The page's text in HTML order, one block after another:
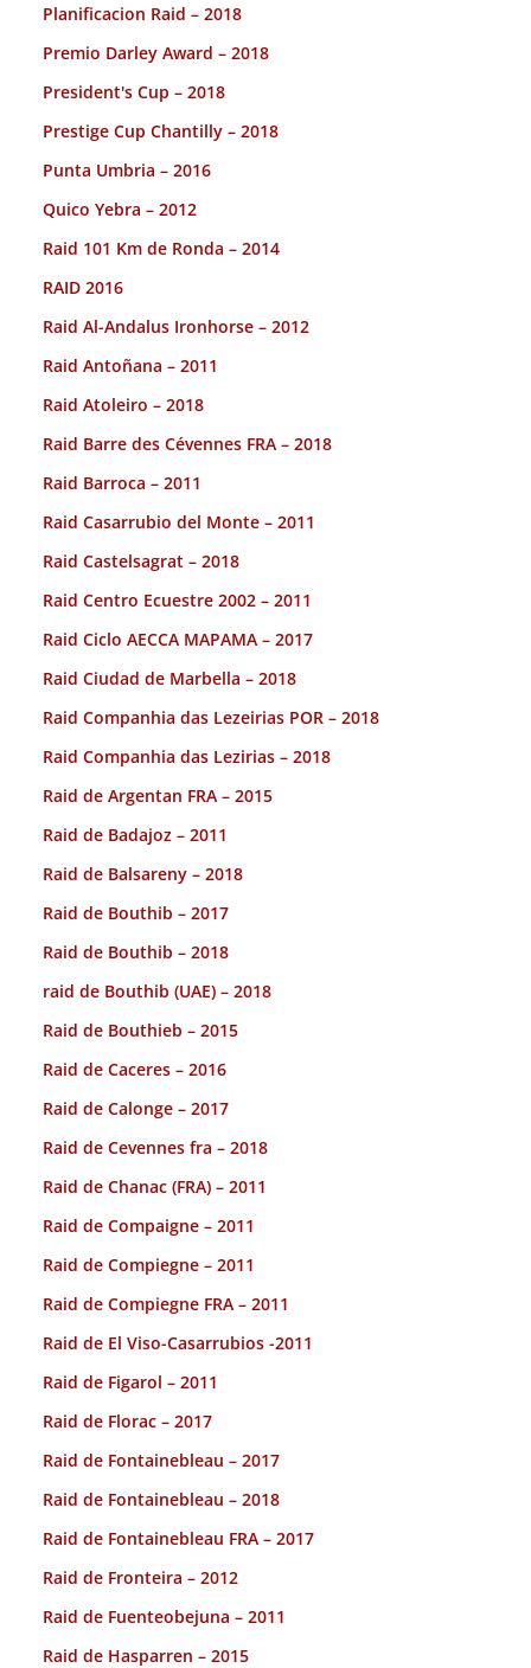
Planificacion Raid – 2018
Premio Darley Award – 2018
President's Cup – 2018
Prestige Cup Chantilly – 2018
Punta Umbria – 2016
Quico Yebra – 2012
Raid 101 Km de Ronda – 2014
RAID 2016
Raid Al-Andalus Ironhorse – 2012
Raid Antoñana – 2011
Raid Atoleiro – 2018
Raid Barre des Cévennes FRA – 2018
Raid Barroca – 2011
Raid Casarrubio del Monte – 2011
Raid Castelsagrat – 2018
Raid Centro Ecuestre 2002 – 2011
Raid Ciclo AECCA MAPAMA – 2017
Raid Ciudad de Marbella – 2018
Raid Companhia das Lezeirias POR – 2018
Raid Companhia das Lezirias – 2018
Raid de Argentan FRA – 2015
Raid de Badajoz – 2011
Raid de Balsareny – 2018
Raid de Bouthib – 2017
Raid de Bouthib – 2018
raid de Bouthib (UAE) – 2018
Raid de Bouthieb – 2015
Raid de Caceres – 2016
Raid de Calonge – 2017
Raid de Cevennes fra – 2018
Raid de Chanac (FRA) – 2011
Raid de Compaigne – 2011
Raid de Compiegne – 2011
Raid de Compiegne FRA – 2011
Raid de El Viso-Casarrubios -2011
Raid de Figarol – 2011
Raid de Florac – 2017
Raid de Fontainebleau – 2017
Raid de Fontainebleau – 2018
Raid de Fontainebleau FRA – 2017
Raid de Fronteira – 2012
Raid de Fuenteobejuna – 2011
Raid de Hasparren – 2015